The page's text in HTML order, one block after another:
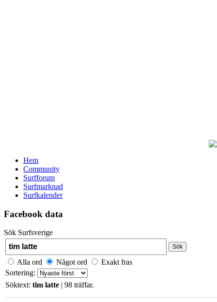
Hem
Community
Surfforum
Surfmarknad
Surfkalender
Facebook data
Sök Surfsverige
Sök
Alla ord Något ord
Exakt fras
Sortering:
Söktext: tim latte | 98 träffar.